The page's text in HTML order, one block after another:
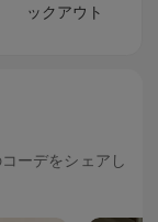
ックアウト
ーデをシェアし